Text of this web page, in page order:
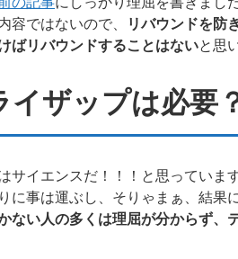
容ではないので、
リバウンドを防
ばリバウンドすることはないと思
イザップは必要
サイエンスだ！！！と思っていま
に事は運ぶし、そりゃまぁ、結果
ない人の多くは理屈が分からず、